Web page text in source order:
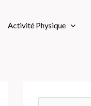
Activité Physique